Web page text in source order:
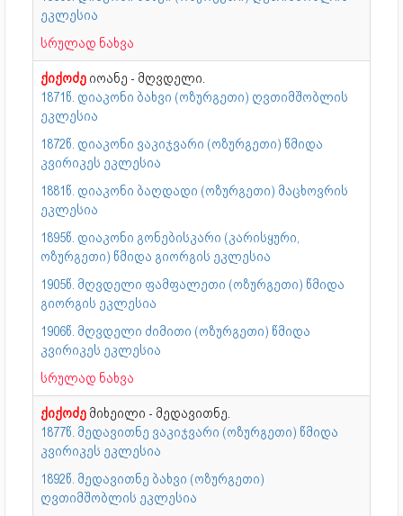
ეკლესია
სრულად ნახვა
ქიქოძე იოანე - მღვდელი.
1871წ. დიაკონი ბახვი (ოზურგეთი) ღვთიმშობლის
ეკლესია
1872წ. დიაკონი ვაკიჯვარი (ოზურგეთი) წმიდა
კვირიკეს ეკლესია
1881წ. დიაკონი ბაღდადი (ოზურგეთი) მაცხოვრის
ეკლესია
1895წ. დიაკონი გონებისკარი (კარისყური,
ოზურგეთი) წმიდა გიორგის ეკლესია
1905წ. მღვდელი ფამფალეთი (ოზურგეთი) წმიდა
გიორგის ეკლესია
1906წ. მღვდელი ძიმითი (ოზურგეთი) წმიდა
კვირიკეს ეკლესია
სრულად ნახვა
ქიქოძე მიხეილი - მედავითნე.
1877წ. მედავითნე ვაკიჯვარი (ოზურგეთი) წმიდა
კვირიკეს ეკლესია
1892წ. მედავითნე ბახვი (ოზურგეთი)
ღვთიმშობლის ეკლესია